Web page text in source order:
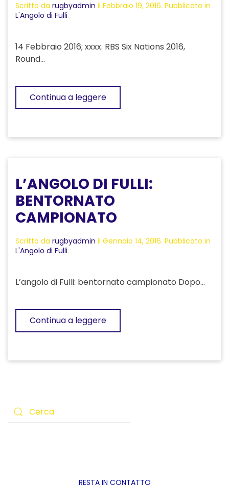
Scritto da rugbyadmin il Febbraio 19, 2016. Pubblicato in
L'Angolo di Fulli.
14 Febbraio 2016; xxxx. RBS Six Nations 2016,
Round...
Continua a leggere
L’ANGOLO DI FULLI:
BENTORNATO
CAMPIONATO
Scritto da rugbyadmin il Gennaio 14, 2016. Pubblicato in
L'Angolo di Fulli.
L’angolo di Fulli: bentornato campionato Dopo...
Continua a leggere
RESTA IN CONTATTO